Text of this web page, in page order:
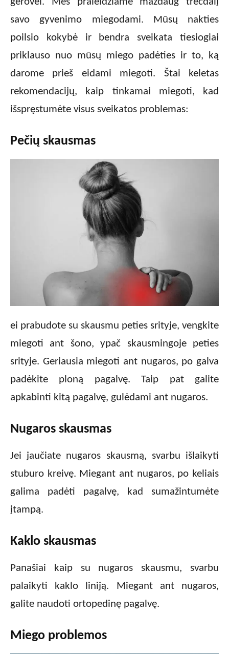
savo gyvenimo miegodami. Mūsų nakties
poilsio kokybė ir bendra sveikata tiesiogiai
priklauso nuo mūsų miego padėties ir to, ką
darome prieš eidami miegoti. Štai keletas
rekomendacijų, kaip tinkamai miegoti, kad
išspręstumėte visus sveikatos problemas:
Pečių skausmas
ei prabudote su skausmu peties srityje, vengkite
miegoti ant šono, ypač skausmingoje peties
srityje. Geriausia miegoti ant nugaros, po galva
padėkite ploną pagalvę. Taip pat galite
apkabinti kitą pagalvę, gulėdami ant nugaros.
Nugaros skausmas
Jei jaučiate nugaros skausmą, svarbu išlaikyti
stuburo kreivę. Miegant ant nugaros, po keliais
galima padėti pagalvę, kad sumažintumėte
įtampą.
Kaklo skausmas
Panašiai kaip su nugaros skausmu, svarbu
palaikyti kaklo liniją. Miegant ant nugaros,
galite naudoti ortopedinę pagalvę.
Miego problemos